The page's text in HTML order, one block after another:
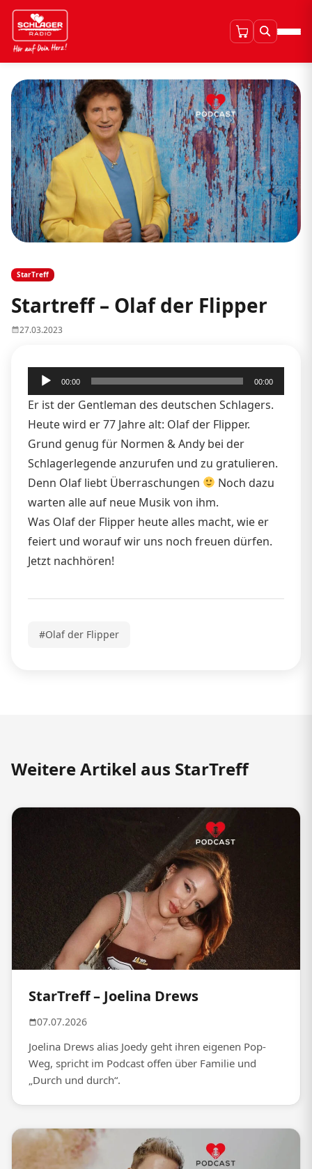
StarTreff
Startreff – Olaf der Flipper
27.03.2023
Audio-
Player
00:00 00:00
Er ist der Gentleman des deutschen Schlagers.
Heute wird er 77 Jahre alt: Olaf der Flipper.
Grund genug für Normen & Andy bei der
Schlagerlegende anzurufen und zu gratulieren.
Denn Olaf liebt Überraschungen
Noch dazu
warten alle auf neue Musik von ihm.
Was Olaf der Flipper heute alles macht, wie er
feiert und worauf wir uns noch freuen dürfen.
Jetzt nachhören!
#Olaf der Flipper
Weitere Artikel aus StarTreff
StarTreff – Joelina Drews
07.07.2026
Joelina Drews alias Joedy geht ihren eigenen Pop-
Weg, spricht im Podcast offen über Familie und
„Durch und durch“.